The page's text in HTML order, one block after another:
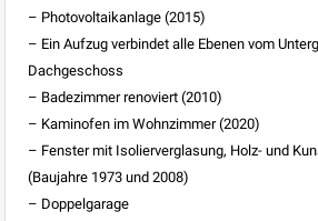
– Photovoltaikanlage (2015)
– Ein Aufzug verbindet alle Ebenen vom
Dachgeschoss
– Badezimmer renoviert (2010)
– Kaminofen im Wohnzimmer (2020)
– Fenster mit Isolierverglasung, Holz- und
(Baujahre 1973 und 2008)
– Doppelgarage